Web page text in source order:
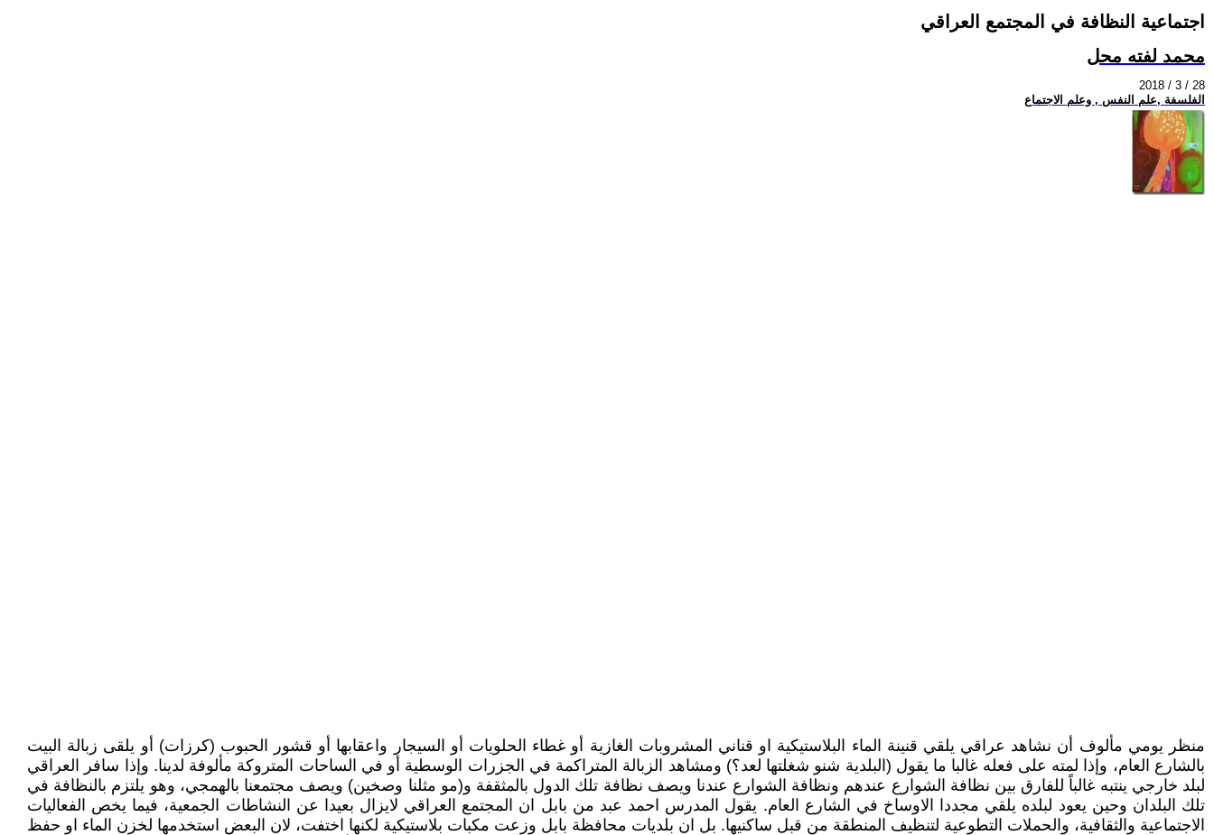
اجتماعية النظافة في المجتمع العراقي
محمد لفته محل
2018 / 3 / 28
الفلسفة ,علم النفس , وعلم الاجتماع
منظر يومي مألوف أن نشاهد عراقي يلقي قنينة الماء البلاستيكية او قناني المشروبات الغازية أو غطاء الحلويات أو السيجار واعقابها أو قشور الحبوب (كرزات) أو يلقى زبالة البيت
بالشارع العام، وإذا لمته على فعله غالبا ما يقول (البلدية شنو شغلتها لعد؟) ومشاهد الزبالة المتراكمة في الجزرات الوسطية أو في الساحات المتروكة مألوفة لدينا. وإذا سافر العراقي
لبلد خارجي ينتبه غالباً للفارق بين نظافة الشوارع عندهم ونظافة الشوارع عندنا ويصف نظافة تلك الدول بالمثقفة و(مو مثلنا وصخين) ويصف مجتمعنا بالهمجي، وهو يلتزم بالنظافة في
تلك البلدان وحين يعود لبلده يلقي مجددا الاوساخ في الشارع العام. يقول المدرس احمد عبد من بابل ان المجتمع العراقي لايزال بعيدا عن النشاطات الجمعية، فيما يخص الفعاليات
الاجتماعية والثقافية، والحملات التطوعية لتنظيف المنطقة من قبل ساكنيها. بل ان بلديات محافظة بابل وزعت مكبات بلاستيكية لكنها اختفت، لان البعض استخدمها لخزن الماء او حفظ